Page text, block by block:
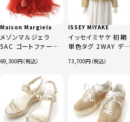
Maison Margiela
メゾンマルジェラ
5AC ゴートファー
ンドバッグ
S61WD0021 レッド
69,300
ISSEY MIYAKE
イッセイミヤケ 初期
単色タグ 2WAY デタ
ケット ブルゾン
ベージュ系 9
73,700